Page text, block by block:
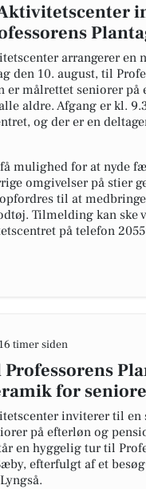
arrangerer en
den 10. august, til
er målrettet seniorer på
aldre. Afgang er kl.
og der er en
mulighed for at nyde
omgivelser på stier
til at
Tilmelding kan ske
på telefon
16 timer siden
for
inviterer til en
på efterløn og
en hyggelig tur til
efterfulgt af et